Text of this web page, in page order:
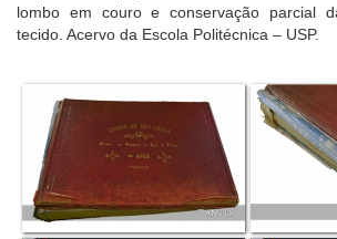
lombo em couro e conservação parcial
tecido. Acervo da Escola Politécnica – USP.